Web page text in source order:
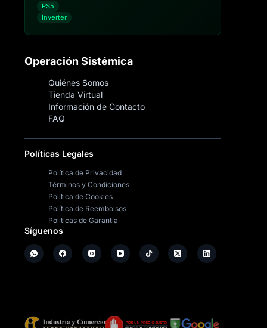
PS5
Inverter
Operación Sistémica
Quiénes Somos
Tienda Virtual
Información de Contacto
FAQ
Políticas Legales
Política de Privacidad
Términos y Condiciones
Política de Cookies
Política de Reembolsos
Políticas de Garantía
Síguenos